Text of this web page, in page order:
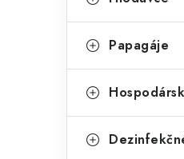
Papagáje